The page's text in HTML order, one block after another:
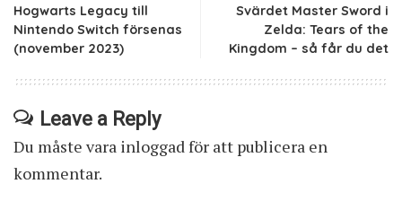
Hogwarts Legacy till
Nintendo Switch försenas
(november 2023)
Svärdet Master Sword i
Zelda: Tears of the
Kingdom – så får du det
Leave a Reply
Du måste vara inloggad för att publicera en
kommentar.